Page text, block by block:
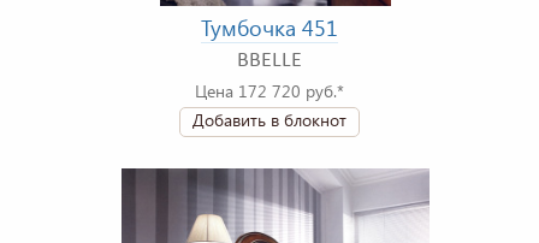
Тумбочка 451
BBELLE
Цена 172 720 руб.*
Добавить в блокнот